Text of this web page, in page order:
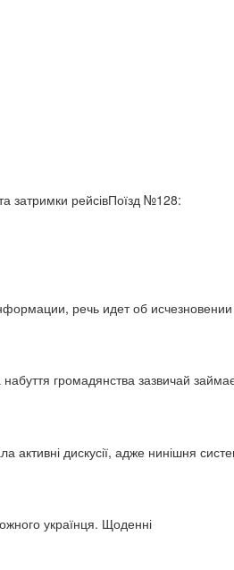
затримки рейсівПоїзд №128:
речь идет об исчезновении
громадянства зазвичай
активні дискусії, адже нинішня
українця. Щоденні